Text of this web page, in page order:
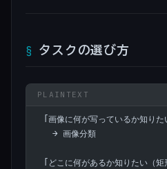
タスクの選び方
「画像に何が写っているか知りた
  → 画像分類
「どこに何があるか知りたい（矩